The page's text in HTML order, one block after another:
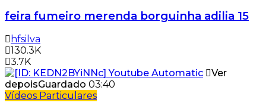
feira fumeiro merenda borguinha adilia 15
hfsilva
130.3K
3.7K
Ver
depoisGuardado 03:40
Vídeos Particulares